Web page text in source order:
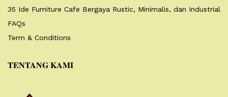
35 Ide Furniture Cafe Bergaya Rustic, Minimalis, dan Industrial
FAQs
Term & Conditions
TENTANG KAMI